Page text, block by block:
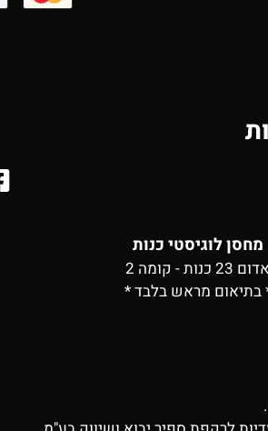
מחסן לוגיסטי כנות
אדום 23 כנות - קומה 2
בתיאום מראש בלבד *